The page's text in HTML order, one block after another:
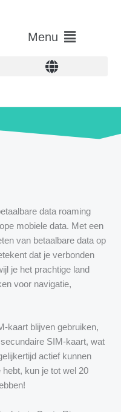
Hoofdmenu
Menu
data roaming
mobiele data. Met een
van betaalbare data op
dat je verbonden
je het prachtige land
voor navigatie,
kaart blijven gebruiken,
SIM-kaart, wat
actief kunnen
kun je tot wel 20